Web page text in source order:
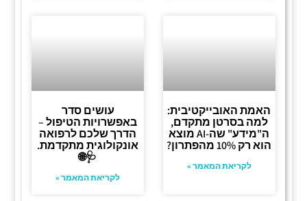
האמת האובייקטיבית:
למה בסרטן מתקדם,
ה"מידע" שה-AI מוצא
הוא רק 10% מהפתרון?
לקריאת המאמר »
עושים סדר
באפשרויות הטיפול –
הדרך שלכם לרפואה
אונקולוגית מתקדמת.
🩺🌐
לקריאת המאמר »